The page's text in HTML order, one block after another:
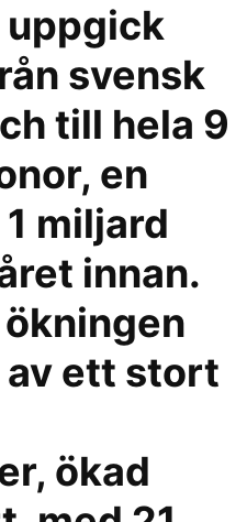
uppgick
svensk
till hela 9
en
miljard
innan.
av ett stort
ökad